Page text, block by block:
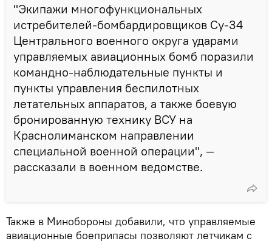
"Экипажи многофункциональных
истребителей-бомбардировщиков Су-34
Центрального военного округа ударами
управляемых авиационных бомб поразили
командно-наблюдательные пункты и
пункты управления беспилотных
летательных аппаратов, а также боевую
бронированную технику ВСУ на
Краснолиманском направлении
специальной военной операции", —
рассказали в военном ведомстве.
Также в Минобороны добавили, что управляемые
авиационные боеприпасы позволяют летчикам с